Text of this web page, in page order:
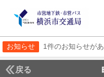
お知らせ 1件のお知らせが
戻る